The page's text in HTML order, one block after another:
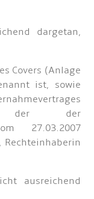
dargetan,
Covers (Anlage
ist, sowie
der der
27.03.2007
ausreichend